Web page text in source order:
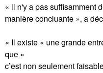
« il n'y a pas suffisamment
manière concluante », a
« Il existe « une grande
que »
c’est non seulement